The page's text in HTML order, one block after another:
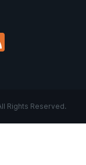
Rights Reserved.